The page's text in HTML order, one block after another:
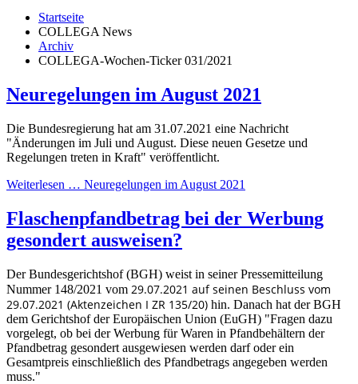
Startseite
COLLEGA News
Archiv
COLLEGA-Wochen-Ticker 031/2021
Neuregelungen im August 2021
Die Bundesregierung hat am 31.07.2021 eine Nachricht
"Änderungen im Juli und August. Diese neuen Gesetze und
Regelungen treten in Kraft" veröffentlicht.
Weiterlesen … Neuregelungen im August 2021
Flaschenpfandbetrag bei der Werbung
gesondert ausweisen?
Der Bundesgerichtshof (BGH) weist in seiner Pressemitteilung
Nummer 148/2021 vom 29.07.2021 auf seinen Beschluss vom
29.07.2021 (Aktenzeichen I ZR 135/20) hin. Danach hat der BGH
dem Gerichtshof der Europäischen Union (EuGH) "Fragen dazu
vorgelegt, ob bei der Werbung für Waren in Pfandbehältern der
Pfandbetrag gesondert ausgewiesen werden darf oder ein
Gesamtpreis einschließlich des Pfandbetrags angegeben werden
muss."